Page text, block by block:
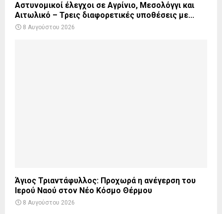
Αστυνομικοί έλεγχοι σε Αγρίνιο, Μεσολόγγι και
Αιτωλικό – Τρεις διαφορετικές υποθέσεις με...
8 Αυγούστου 2026
Άγιος Τριαντάφυλλος: Προχωρά η ανέγερση του
Ιερού Ναού στον Νέο Κόσμο Θέρμου
8 Αυγούστου 2026